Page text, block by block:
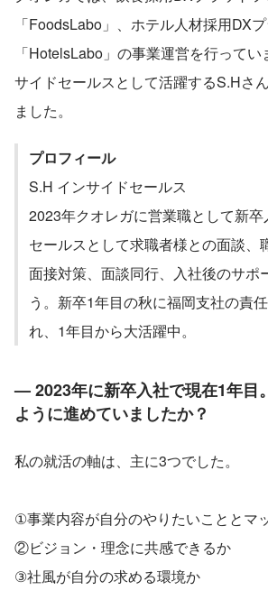
「FoodsLabo」、ホテル人材採用DX
「HotelsLabo」の事業運営を行って
サイドセールスとして活躍するS.Hさ
ました。
プロフィール
S.H インサイドセールス
2023年クオレガに営業職として新
セールスとして求職者様との面談、
面接対策、面談同行、入社後のサポ
う。新卒1年目の秋に福岡支社の責
れ、1年目から大活躍中。
— 2023年に新卒入社で現在1年目
ように進めていましたか？
私の就活の軸は、主に3つでした。
①事業内容が自分のやりたいこととマ
②ビジョン・理念に共感できるか
③社風が自分の求める環境か